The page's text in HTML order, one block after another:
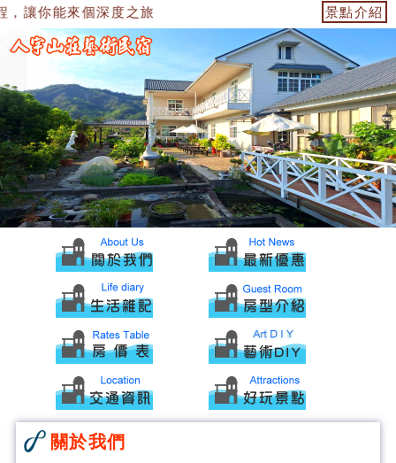
讓你能來個深度之旅 景點介紹
關於我們